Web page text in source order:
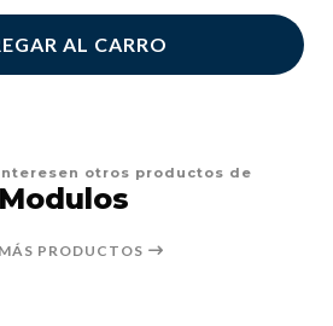
AL CARRO
otros productos de
Modulos
PRODUCTOS